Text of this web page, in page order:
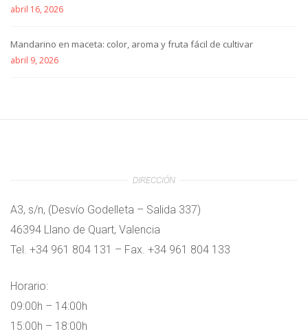
abril 16, 2026
Mandarino en maceta: color, aroma y fruta fácil de cultivar
abril 9, 2026
DIRECCIÓN
A3, s/n, (Desvío Godelleta – Salida 337)
46394 Llano de Quart, Valencia
Tel. +34 961 804 131 – Fax. +34 961 804 133
Horario:
09:00h – 14:00h
15:00h – 18:00h